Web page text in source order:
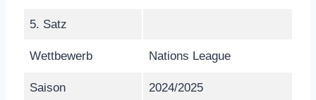
5. Satz
Wettbewerb Nations League
Saison 2024/2025